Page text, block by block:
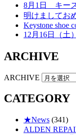
8月1日 キー
明けましてお
Keystone shoe
12月16日（土
ARCHIVE
ARCHIVE
CATEGORY
★News (341)
ALDEN